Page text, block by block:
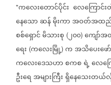
"ကလေးတောင်ပိုင်း လေကြောင်
နေသောဆန်မိုးကာအဝတ်အထ
စစ်ရှောင်မိသားစု (၂၀၀) ကျော်
ရေး (ကလေးမြို့) ကအသိပေးဖေ
ကလေးဒေသဟာစကစရဲ့လေက
ဦးရေအများကြီးရှိနေသေးတယ်